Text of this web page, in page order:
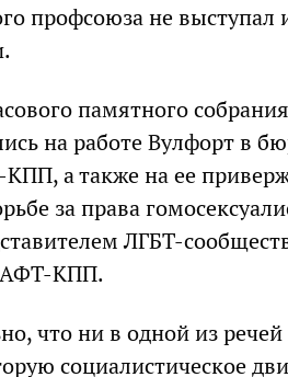
профсоюза не выступал
памятного
на работе Вулфорт в
а также на ее
за права
ЛГБТ-
АФТ-КПП.
что ни в одной из речей
социалистическое